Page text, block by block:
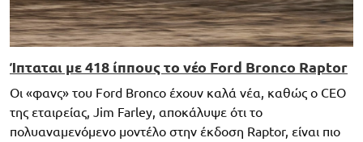
Ίπταται με 418 ίππους το νέο Ford Bronco Raptor
Οι «φανς» του Ford Bronco έχουν καλά νέα, καθώς ο CEO
της εταιρείας, Jim Farley, αποκάλυψε ότι το
πολυαναμενόμενο μοντέλο στην έκδοση Raptor, είναι πιο